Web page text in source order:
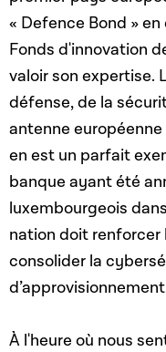
« Defence Bond »
Fonds d'innovation
valoir son expertise.
défense, de la
antenne
en est un parfait
banque ayant été
luxembourgeois
nation doit renforcer
consolider la
À l'heure où nous